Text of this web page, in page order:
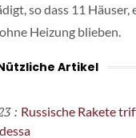
so dass 11 Häuser,
Heizung blieben.
Artikel
: Russische Rakete